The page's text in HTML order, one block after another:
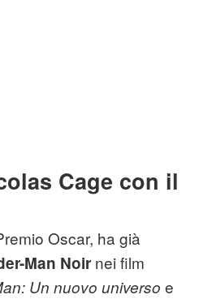
Cage con il
Oscar, ha già
Man Noir nei film
Un nuovo universo e